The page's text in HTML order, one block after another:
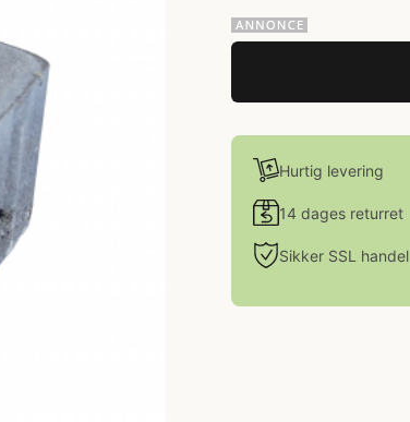
Hurtig levering
14 dages returret
Sikker SSL handel